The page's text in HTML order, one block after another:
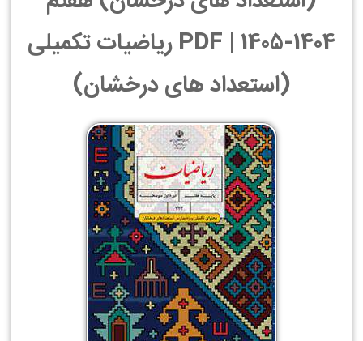
1404-1405 | PDF ریاضیات تکمیلی
(استعداد های درخشان)